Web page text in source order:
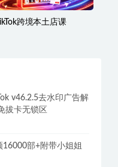
跨境本土店课
v46.2.5去水印广告解
拔卡无锁区
部+附带小姐姐